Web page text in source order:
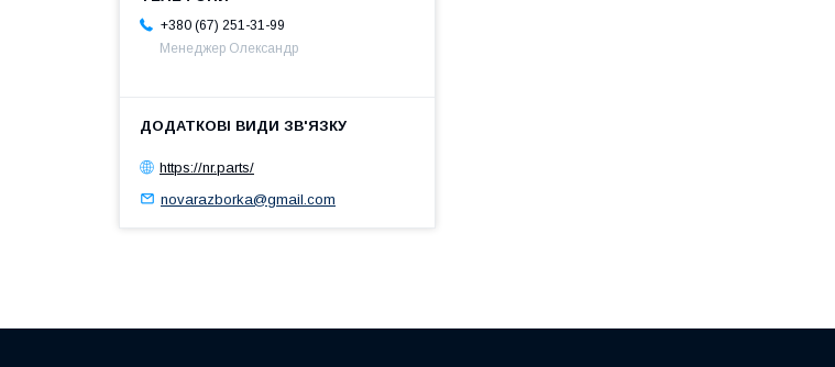
+380 (67) 251-31-99
Менеджер Олександр
https://nr.parts/
novarazborka@gmail.com